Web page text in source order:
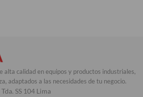
alta calidad en equipos y productos industriales,
adaptados a las necesidades de tu negocio.
SS 104 Lima